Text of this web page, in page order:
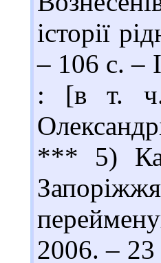
історії
– 106 с. –
: [в т. ч.
*** 5)
2006. –